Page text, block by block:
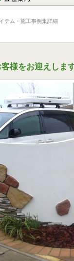
テム・施工事例集詳細
様をお迎えしま